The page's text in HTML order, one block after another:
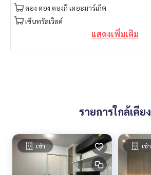
ดอง ดอง ดองกิ เดอะมาร์เก็ต
เซ็นทรัลเวิลด์
แสดงเพิ่มเติม
รายการใกล้เคียง
เช่า เช่า